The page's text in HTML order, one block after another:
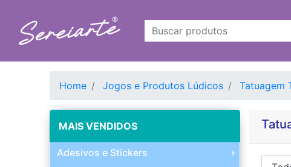
Home Jogos e Produtos Lúdicos Tatuagem
MAIS VENDIDOS
Adesivos e Stickers